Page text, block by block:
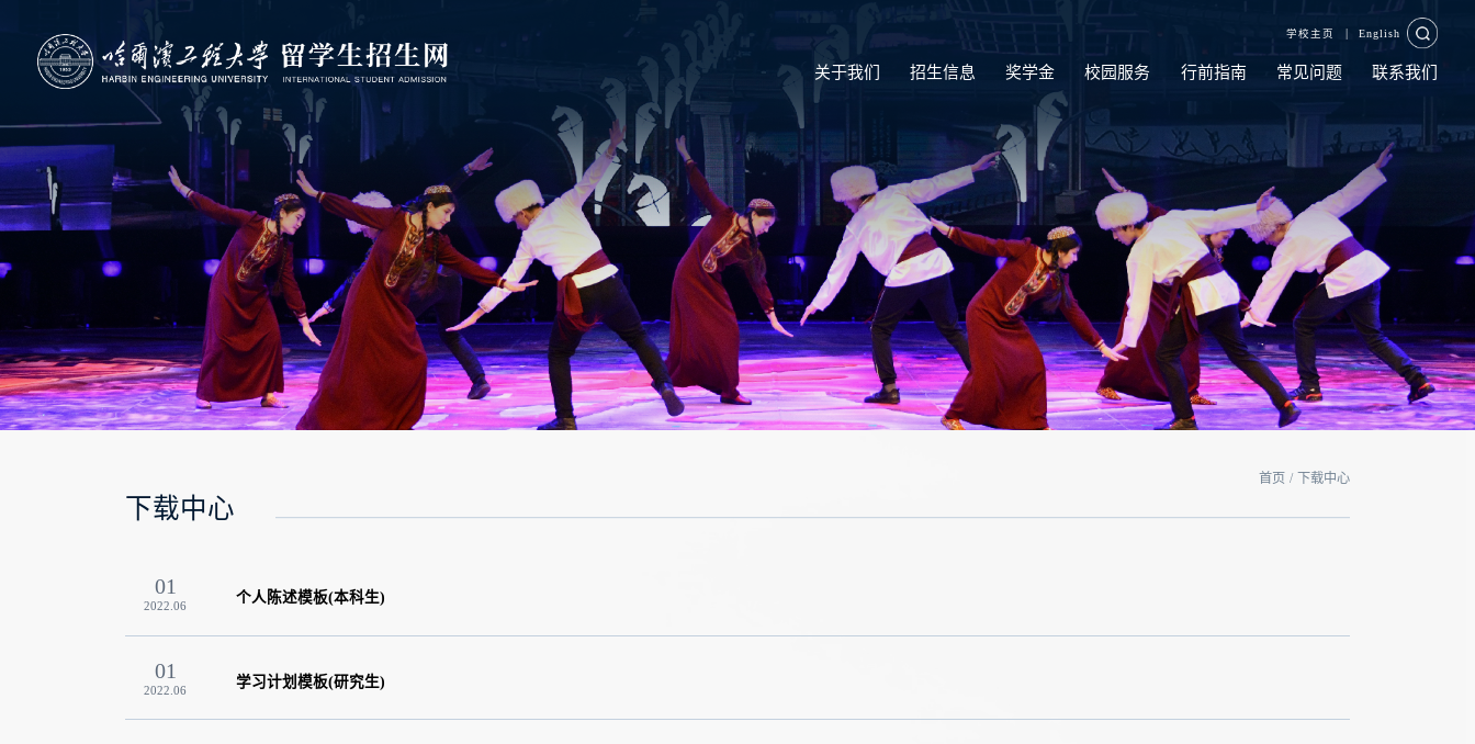
学校主页 | English
关于我们 招生信息 奖学金 校园服务 行前指南 常见问题 联系我们
首页 / 下载中心
下载中心
01
2022.06 个人陈述模板(本科生)
01
2022.06 学习计划模板(研究生)